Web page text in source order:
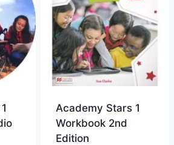
Academy Stars 1
Workbook 2nd
Edition